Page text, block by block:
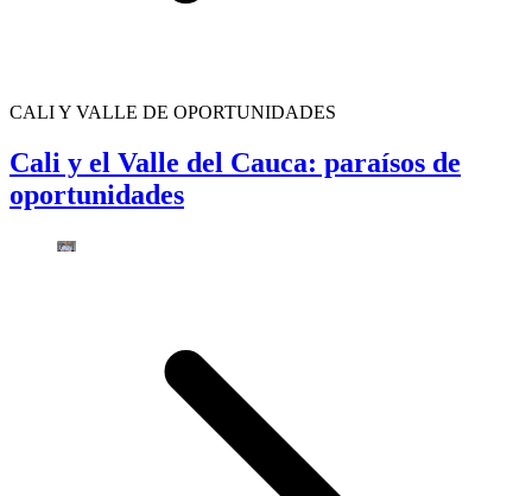
CALI Y VALLE DE OPORTUNIDADES
Cali y el Valle del Cauca: paraísos de
oportunidades